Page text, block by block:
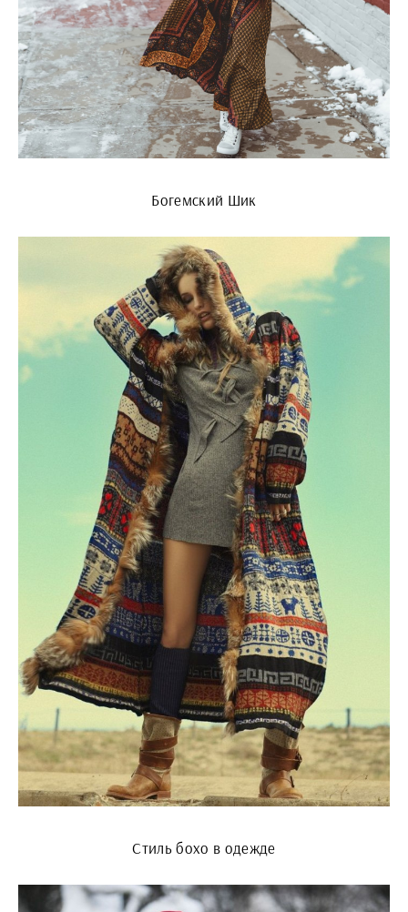
Богемский Шик
Стиль бохо в одежде